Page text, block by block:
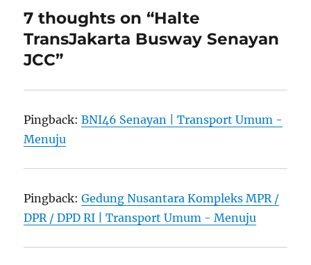
7 thoughts on “Halte
TransJakarta Busway Senayan
JCC”
Pingback:BNI46 Senayan | Transport Umum -
Menuju
Pingback:Gedung Nusantara Kompleks MPR /
DPR / DPD RI | Transport Umum - Menuju